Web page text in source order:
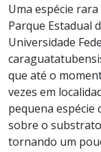
Uma espécie
Parque Estadual
Universidade
que até o
vezes em
pequena espécie
sobre o
tornando um